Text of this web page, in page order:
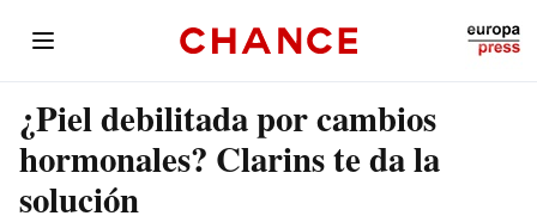
¿Piel debilitada por cambios
hormonales? Clarins te da la
solución